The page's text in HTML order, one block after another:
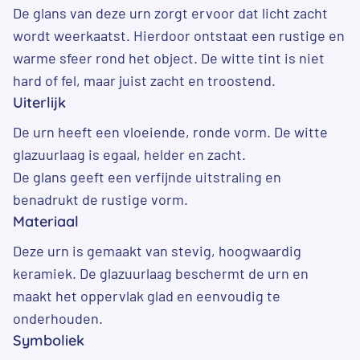
De glans van deze urn zorgt ervoor dat licht zacht
wordt weerkaatst. Hierdoor ontstaat een rustige en
warme sfeer rond het object. De witte tint is niet
hard of fel, maar juist zacht en troostend.
Uiterlijk
De urn heeft een vloeiende, ronde vorm. De witte
glazuurlaag is egaal, helder en zacht.
De glans geeft een verfijnde uitstraling en
benadrukt de rustige vorm.
Materiaal
Deze urn is gemaakt van stevig, hoogwaardig
keramiek. De glazuurlaag beschermt de urn en
maakt het oppervlak glad en eenvoudig te
onderhouden.
Symboliek